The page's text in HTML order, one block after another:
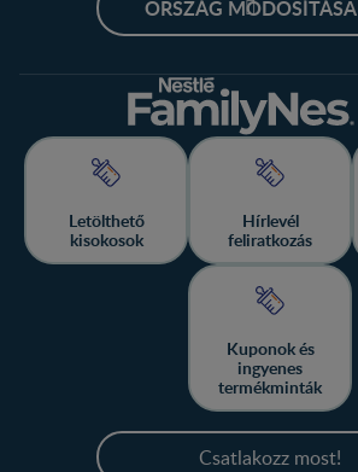
ORSZÁG MÓDOSÍTÁSA
Letölthető
kisokosok
Hírlevél
feliratkozás
Kuponok és
ingyenes
termékminták
Csatlakozz most!